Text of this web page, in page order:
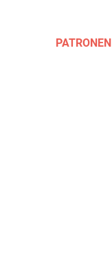
PATRONEN